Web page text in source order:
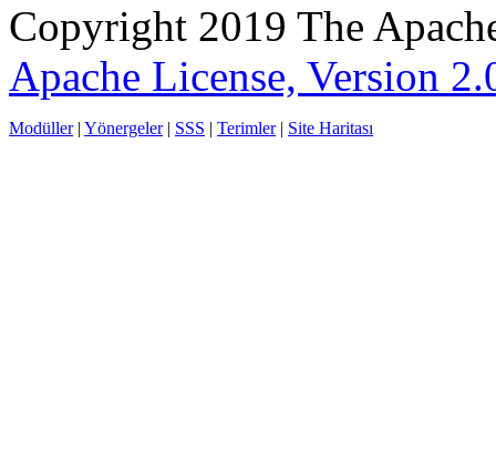
Copyright 2019 The
Apache License, Version
Modüller| Yönergeler| SSS | Terimler| Site Haritası